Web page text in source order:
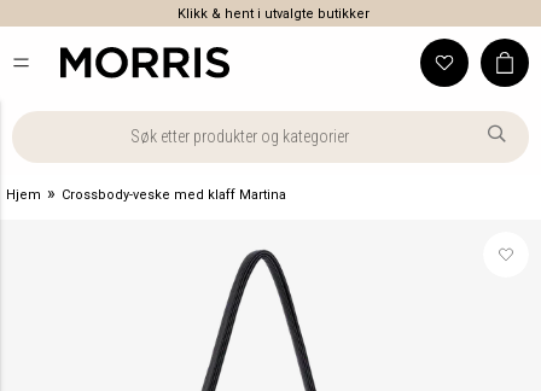
Klikk & hent i utvalgte butikker
Hjem » Crossbody-veske med klaff Martina